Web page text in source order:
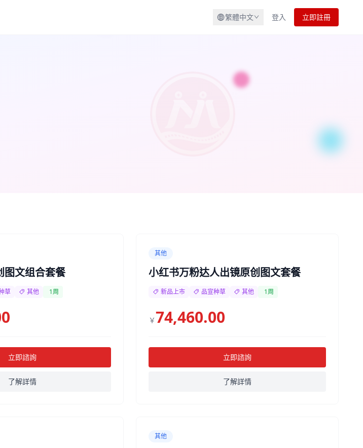
繁體中文 登入 立即註冊
图文组合套餐
草 其他 1周
立即諮詢
了解詳情
其他
小红书万粉达人出镜原创图文套餐
新品上市 品宣种草 其他 1周
￥74,460.00
立即諮詢
了解詳情
其他